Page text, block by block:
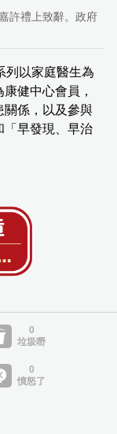
許禮上致辭。政府
列以家庭醫生為
健中心會員，
關係，以及參與
「早發現、早治